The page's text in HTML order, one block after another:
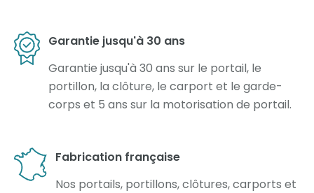
Garantie jusqu'à 30 ans
Garantie jusqu'à 30 ans sur le portail, le
portillon, la clôture, le carport et le garde-
corps et 5 ans sur la motorisation de portail.
Fabrication française
Nos portails, portillons, clôtures, carports et